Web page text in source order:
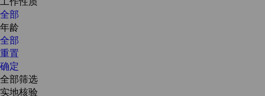
全部
年龄
全部
重置
确定
全部筛选
实地核验